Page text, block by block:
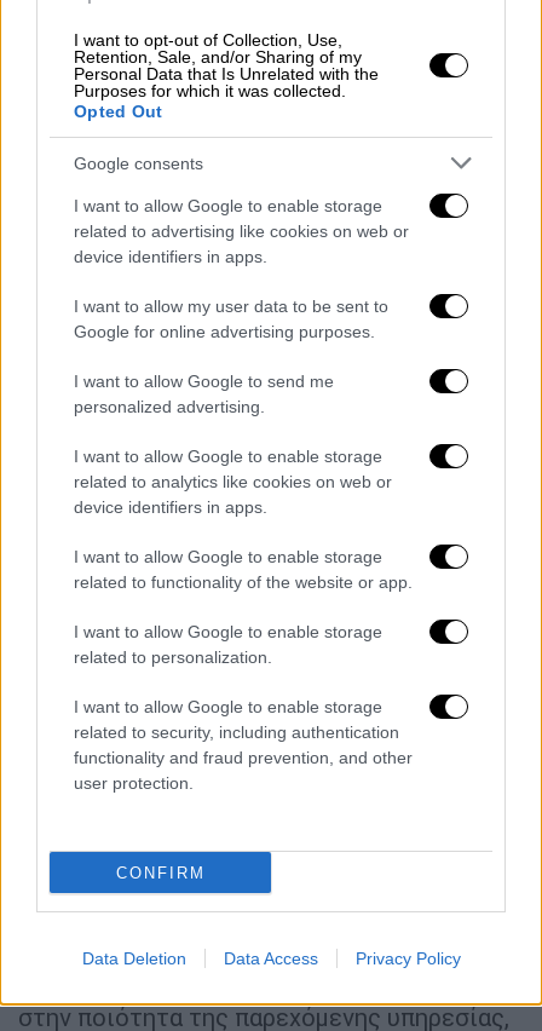
I want to opt-out of Collection, Use,
Retention, Sale, and/or Sharing of my
Personal Data that Is Unrelated with the
Purposes for which it was collected.
Opted Out
Google consents
I want to allow Google to enable storage
related to advertising like cookies on web or
device identifiers in apps.
I want to allow my user data to be sent to
Google for online advertising purposes.
I want to allow Google to send me
personalized advertising.
I want to allow Google to enable storage
related to analytics like cookies on web or
device identifiers in apps.
I want to allow Google to enable storage
related to functionality of the website or app.
I want to allow Google to enable storage
related to personalization.
I want to allow Google to enable storage
related to security, including authentication
functionality and fraud prevention, and other
user protection.
CONFIRM
Data Deletion Data Access Privacy Policy
Αναφερόμενη στα προβλήματα που
εμποδίζουν το περαιτέρω άνοιγμα της
λιανικής αγοράς, επισήμανε την έλλειψη
εργαλείων αντιστάθμισης ρίσκου στα Μη
Διασυνδεδεμένα Νησιά, τα παράπονα των
καταναλωτών αναφορικά με τη μη ορθή
προσυμβατική ενημέρωση, τόσο για τα
τιμολόγια προμήθειας (μέγεθος εκπτώσεων,
ρήτρες προσαρμογής, ρήτρα οριακής τιμής
συστήματος) όσο και, γενικότερα, για τα
με αποτέλεσμα και την αύξηση παραπόνων
λόγω απόκλιση της τιμής μεταξύ του
συμβατικού σταδίου και του σταδίου της
έκδοσης λογαριασμού.
Μεταξύ άλλων, η ίδια έδωσε έμφαση στην
ομιλία της στο ρυθμιστικό έργο της ΡΑΕ την
τελευταία τριετία, αναφορικά με δομικές
αλλαγές, ενίσχυση εποπτείας και καινοτόμες
δράσεις, όπως -μεταξύ άλλων-η
γνωμοδότηση διαμόρφωσης νομικού
πλαισίου ηλεκτροκίνησης.
Πάντως, όπως η ίδια επισήμανε, για τη
*Ενίσχυση της οικονομικής βιωσιμότητας
των λιανικών αγορών, με καταπολέμηση των
φαινομένων που εμποδίζουν την ανάπτυξή
στην ποιότητα της παρεχόμενης υπηρεσίας,